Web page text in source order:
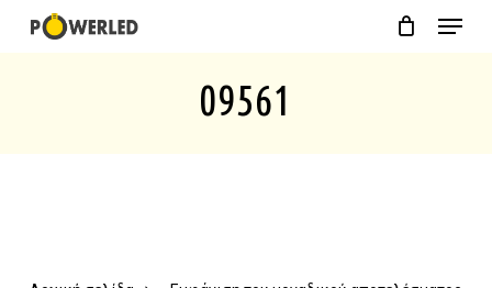
Menu
09561